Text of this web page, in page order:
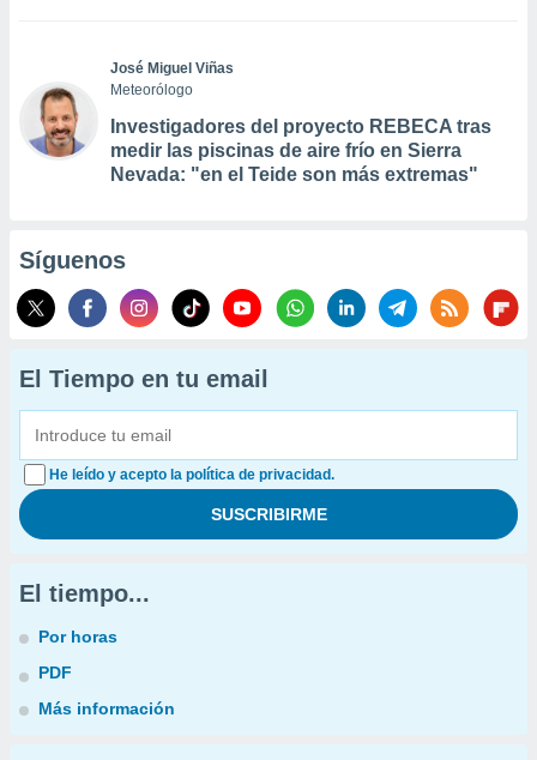
José Miguel Viñas
Meteorólogo
Investigadores del proyecto REBECA tras
medir las piscinas de aire frío en Sierra
Nevada: "en el Teide son más extremas"
Síguenos
El Tiempo en tu email
He leído y acepto la política de privacidad.
El tiempo...
Por horas
PDF
Más información